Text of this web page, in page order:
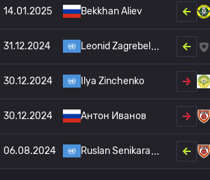
14.01.2025 Bekkhan Aliev
31.12.2024 Leonid Zagrebel
30.12.2024 Ilya Zinchenko
30.12.2024 Антон Иванов
06.08.2024 Ruslan Senikara